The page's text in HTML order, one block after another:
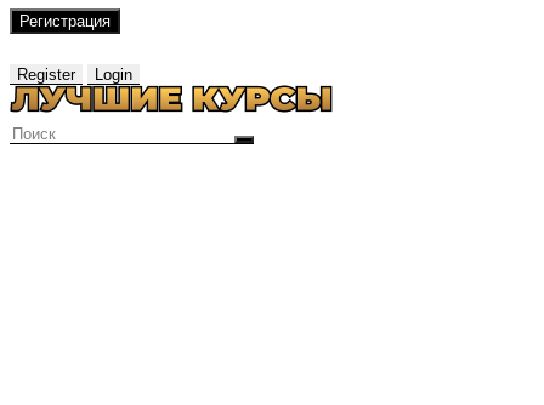
Регистрация
Register Login